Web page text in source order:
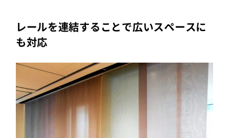
レールを連結することで広いスペースに
も対応